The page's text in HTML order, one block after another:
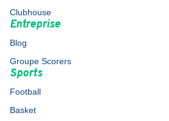
Clubhouse
Entreprise
Blog
Groupe Scorers
Sports
Football
Basket